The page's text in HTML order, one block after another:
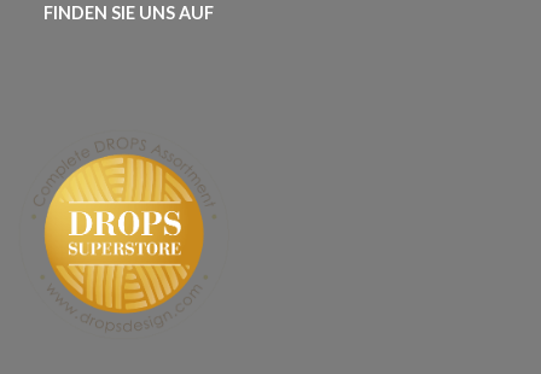
FINDEN SIE UNS AUF